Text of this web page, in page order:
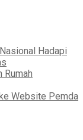
Hadapi
Rumah
Website Pemda